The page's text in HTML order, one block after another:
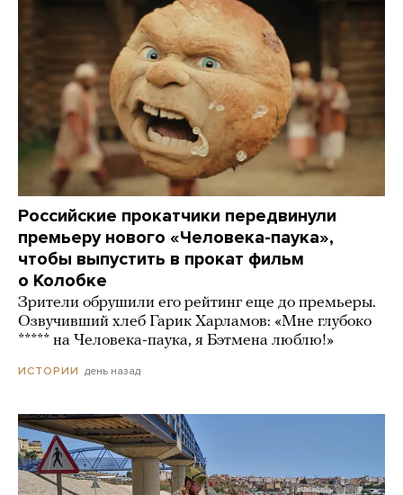
Российские прокатчики передвинули
премьеру нового «Человека-паука»,
чтобы выпустить в прокат фильм
о Колобке
Зрители обрушили его рейтинг еще до премьеры.
Озвучивший хлеб Гарик Харламов: «Мне глубоко
***** на Человека-паука, я Бэтмена люблю!»
ИСТОРИИ день назад